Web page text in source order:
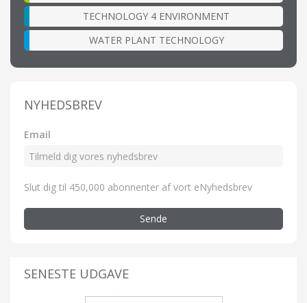
TECHNOLOGY 4 ENVIRONMENT
WATER PLANT TECHNOLOGY
NYHEDSBREV
Email
Slut dig til 450,000 abonnenter af vort eNyhedsbrev
Sende
SENESTE UDGAVE